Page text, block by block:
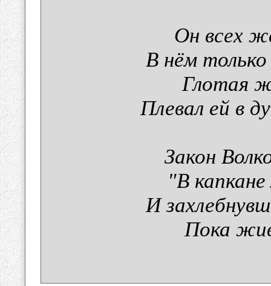
Он всех
В нём
Глотая
Плевал ей в
Закон
"В
И
Пока